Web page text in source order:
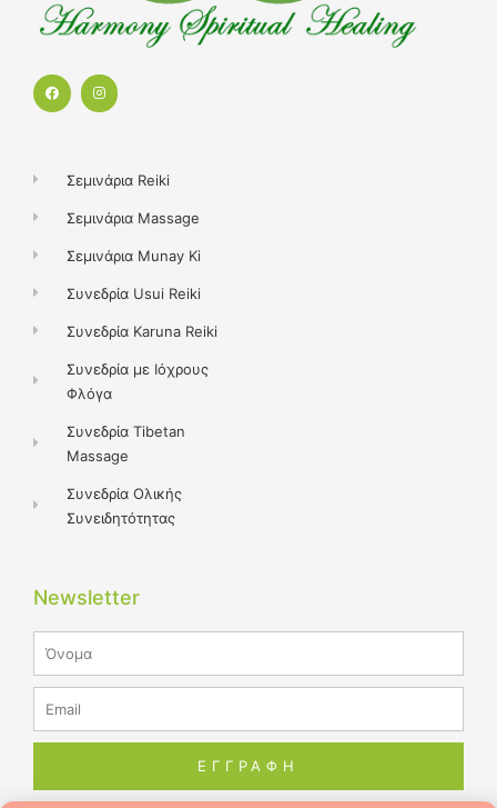
F
a
I
n
m
Σεμινάρια Reiki
Σεμινάρια Massage
Σεμινάρια Munay Ki
Συνεδρία Usui Reiki
Συνεδρία Karuna Reiki
Συνεδρία με Ιόχρους
Φλόγα
Συνεδρία Tibetan
Massage
Συνεδρία Ολικής
Συνειδητότητας
Newsletter
ΕΓΓΡΑΦΗ